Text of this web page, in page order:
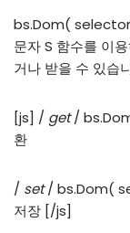
bs.Dom( selector
문자 S 함수를 이
거나 받을 수 있습
[js] / get/
환
/ set/ bs.Dom(
저장 [/js]